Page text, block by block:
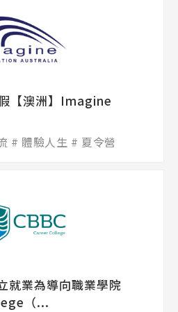
消息
優惠
【澳洲】Imagine
體驗人生 夏令營
業為導向職業學院
（...